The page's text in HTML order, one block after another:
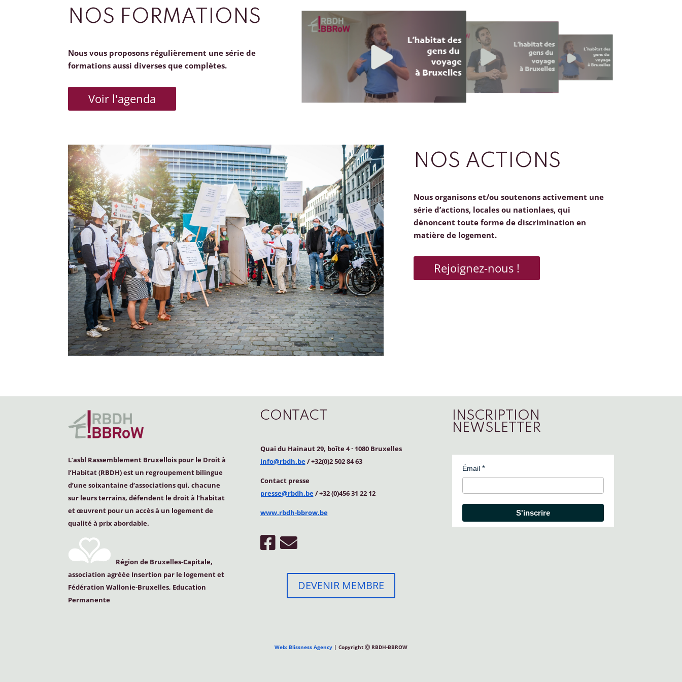
NOS FORMATIONS
Nous vous proposons régulièrement une série de
formations aussi diverses que complètes.
Voir l'agenda
NOS ACTIONS
Nous organisons et/ou soutenons activement une
série d’actions, locales ou nationlaes, qui
dénoncent toute forme de discrimination en
matière de logement.
Rejoignez-nous !
L’asbl Rassemblement Bruxellois pour le Droit à
l’Habitat (RBDH) est un regroupement bilingue
d’une soixantaine d’associations qui, chacune
sur leurs terrains, défendent le droit à l’habitat
et œuvrent pour un accès à un logement de
qualité à prix abordable.
Région de Bruxelles-Capitale,
association agréée Insertion par le logement et
Fédération Wallonie-Bruxelles, Education
Permanente
CONTACT
Quai du Hainaut 29, boîte 4· 1080 Bruxelles
info@rbdh.be/ +32(0)2 502 84 63
Contact presse
presse@rbdh.be/ +32 (0)456 31 22 12
www.rbdh-bbrow.be
DEVENIR MEMBRE
INSCRIPTION
NEWSLETTER
Émail
S'inscrire
Web: Blissness Agency | Copyright Ⓒ RBDH-BBROW